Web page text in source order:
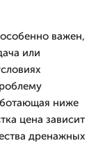
важен,
или
ниже
цена зависит
дренажных